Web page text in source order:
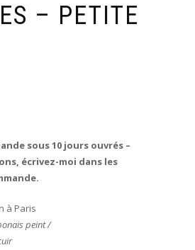
– PETITE
sous 10 jours ouvrés –
écrivez-moi dans les
à Paris
peint /